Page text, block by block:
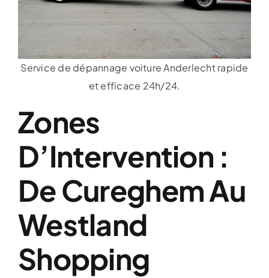
Service de dépannage voiture Anderlecht rapide
et efficace 24h/24.
Zones
D’Intervention :
De Cureghem Au
Westland
Shopping